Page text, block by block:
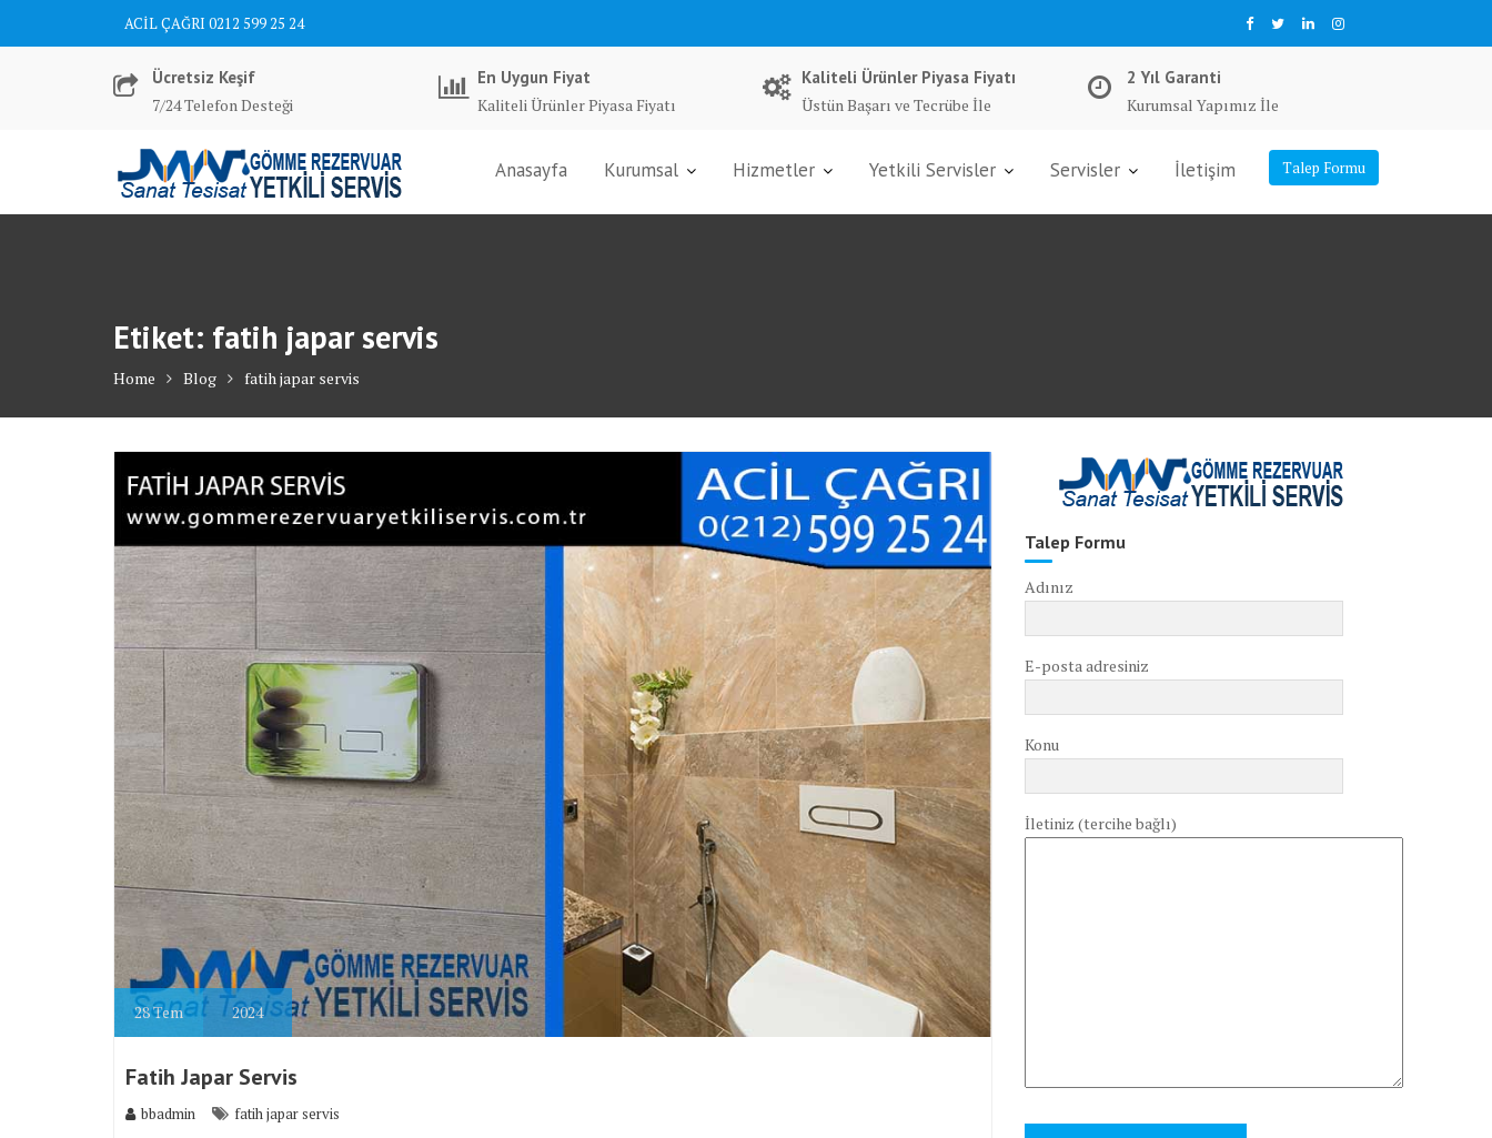
ACİL ÇAĞRI 0212 599 25 24
Ücretsiz Keşif
7/24 Telefon Desteği
En Uygun Fiyat
Kaliteli Ürünler Piyasa Fiyatı
Kaliteli Ürünler Piyasa Fiyatı
Üstün Başarı ve Tecrübe İle
2 Yıl Garanti
Kurumsal Yapımız İle
Talep Formu
Anasayfa Kurumsal Hizmetler Yetkili Servisler Servisler İletişim
Etiket: fatih japar servis
Home Blog fatih japar servis
28Tem 2024
Fatih Japar Servis
bbadmin fatih japar servis
Talep Formu
Adınız
E-posta adresiniz
Konu
İletiniz (tercihe bağlı)